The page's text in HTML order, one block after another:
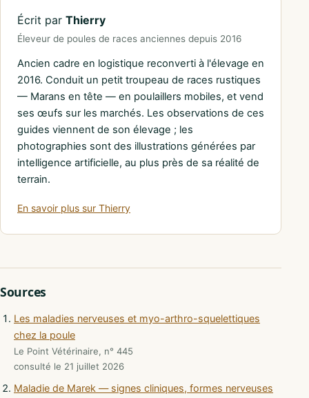
Écrit par Thierry
Éleveur de poules de races anciennes depuis 2016
Ancien cadre en logistique reconverti à l'élevage en
2016. Conduit un petit troupeau de races rustiques
— Marans en tête — en poulaillers mobiles, et vend
ses œufs sur les marchés. Les observations de ces
guides viennent de son élevage ; les
photographies sont des illustrations générées par
intelligence artificielle, au plus près de sa réalité de
terrain.
En savoir plus sur Thierry
Sources
Les maladies nerveuses et myo-arthro-squelettiques
chez la poule
Le Point Vétérinaire, n° 445
consulté le 21 juillet 2026
Maladie de Marek — signes cliniques, formes nerveuses